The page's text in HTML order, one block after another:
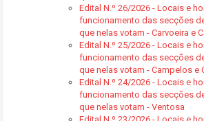
Edital N.º 26/2026 - Locais e
funcionamento das secções
que nelas votam - Carvoeira e
Edital N.º 25/2026 - Locais e
funcionamento das secções
que nelas votam - Campelos e
Edital N.º 24/2026 - Locais e
funcionamento das secções
que nelas votam - Ventosa